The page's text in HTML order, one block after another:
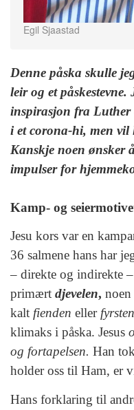
Egil Sjaastad
Denne påska skulle
leir og et
inspirasjon fra Luther
i et corona-hi, men vil
Kanskje noen ønsker
impulser for
Kamp- og
Jesu kors var en
36 salmene hans har
– direkte og indirekte
primært djevelen, noen
kalt fienden ellerfyrsten
klimaks i påska. Jesus
og fortapelsen. Han
holder oss til Ham, er
Hans forklaring til